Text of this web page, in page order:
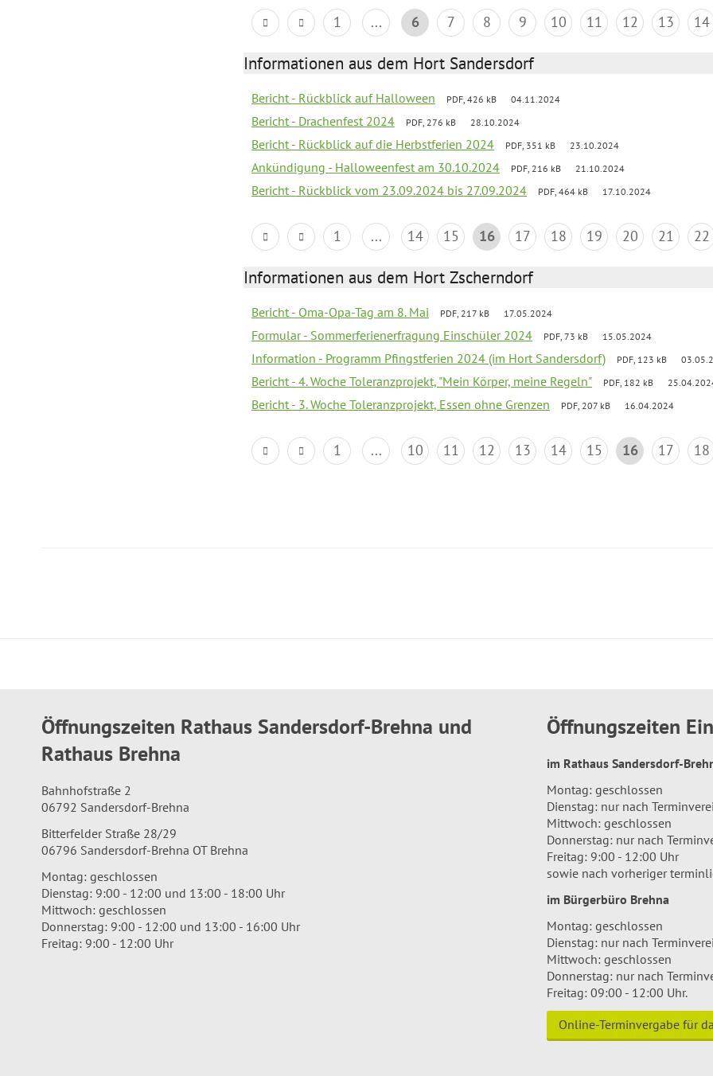
1 ... 6 7 8 9 10 11 12 13 14
Informationen aus dem Hort Sandersdorf
Bericht - Rückblick auf Halloween PDF, 426 kB 04.11.2024
Bericht - Drachenfest 2024 PDF, 276 kB 28.10.2024
Bericht - Rückblick auf die Herbstferien 2024 PDF, 351 kB 23.10.2024
Ankündigung - Halloweenfest am 30.10.2024 PDF, 216 kB 21.10.2024
Bericht - Rückblick vom 23.09.2024 bis 27.09.2024 PDF, 464 kB 17.10.2024
1 ... 14 15 16 17 18 19 20 21 22
Informationen aus dem Hort Zscherndorf
Bericht - Oma-Opa-Tag am 8. Mai PDF, 217 kB 17.05.2024
Formular - Sommerferienerfragung Einschüler 2024 PDF, 73 kB 15.05.2024
Information - Programm Pfingstferien 2024 (im Hort Sandersdorf) PDF, 123 kB
Bericht - 4. Woche Toleranzprojekt, "Mein Körper, meine Regeln" PDF, 182 kB
Bericht - 3. Woche Toleranzprojekt, Essen ohne Grenzen PDF, 207 kB 16.04.2024
1 ... 10 11 12 13 14 15 16 17 18
Öffnungszeiten Rathaus Sandersdorf-Brehna und
Rathaus Brehna
Bahnhofstraße 2
06792 Sandersdorf-Brehna
Bitterfelder Straße 28/29
06796 Sandersdorf-Brehna OT Brehna
Montag: geschlossen
Dienstag: 9:00 - 12:00 und 13:00 - 18:00 Uhr
Mittwoch: geschlossen
Donnerstag: 9:00 - 12:00 und 13:00 - 16:00 Uhr
Freitag: 9:00 - 12:00 Uhr
Öffnungszeiten
im Rathaus Sandersdorf-
Montag: geschlossen
Dienstag: nur nach
Mittwoch: geschlossen
Donnerstag: nur nach
Freitag: 9:00 - 12:00 Uhr
sowie nach vorheriger
im Bürgerbüro Brehna
Montag: geschlossen
Dienstag: nur nach
Mittwoch: geschlossen
Donnerstag: nur nach
Freitag: 09:00 - 12:00 Uhr.
Online-Terminvergabe für